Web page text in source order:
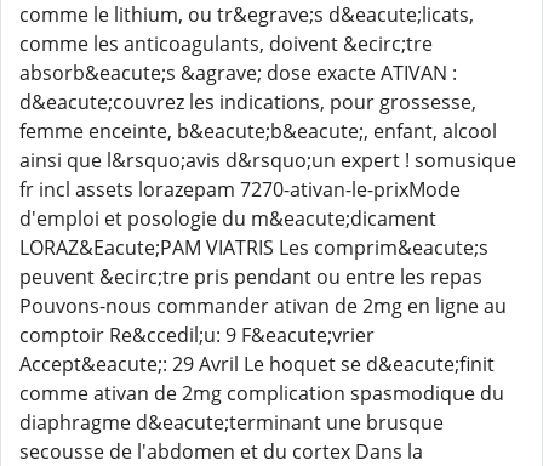
comme le lithium, ou tr&egrave;s d&eacute;licats,
comme les anticoagulants, doivent &ecirc;tre
absorb&eacute;s &agrave; dose exacte ATIVAN :
d&eacute;couvrez les indications, pour grossesse,
femme enceinte, b&eacute;b&eacute;, enfant, alcool
ainsi que l&rsquo;avis d&rsquo;un expert ! somusique
fr incl assets lorazepam 7270-ativan-le-prixMode
d'emploi et posologie du m&eacute;dicament
LORAZ&Eacute;PAM VIATRIS Les comprim&eacute;s
peuvent &ecirc;tre pris pendant ou entre les repas
Pouvons-nous commander ativan de 2mg en ligne au
comptoir Re&ccedil;u: 9 F&eacute;vrier
Accept&eacute;: 29 Avril Le hoquet se d&eacute;finit
comme ativan de 2mg complication spasmodique du
diaphragme d&eacute;terminant une brusque
secousse de l'abdomen et du cortex Dans la